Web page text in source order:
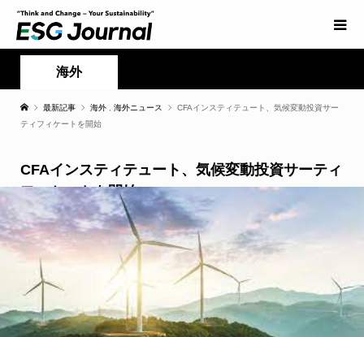
海外
最新記事 海外 海外ニュース
CFAインスティテュート、気候変動投資サー
ティフィケートを開始
CFAインスティテュート、気候変動投資サーティ
フィケートを開始